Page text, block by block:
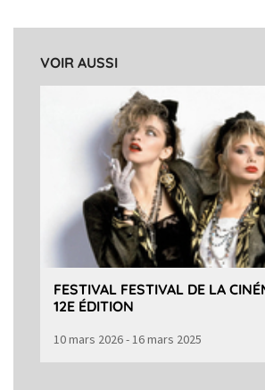
VOIR AUSSI
FESTIVAL FESTIVAL DE LA
12E ÉDITION
10 mars 2026 - 16 mars 2025